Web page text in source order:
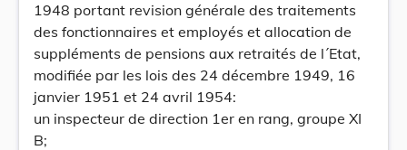
1948 portant revision générale des traitements
des fonctionnaires et employés et allocation de
suppléments de pensions aux retraités de l´Etat,
modifiée par les lois des 24 décembre 1949, 16
janvier 1951 et 24 avril 1954:
un inspecteur de direction 1er en rang, groupe XI
B;